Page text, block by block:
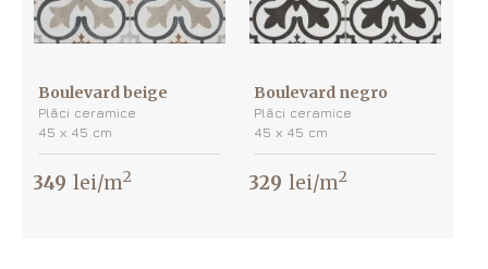
Boulevard beige
Plăci ceramice
45 х 45 cm
349 lei/m2
Boulevard negro
Plăci ceramice
45 х 45 cm
329 lei/m2